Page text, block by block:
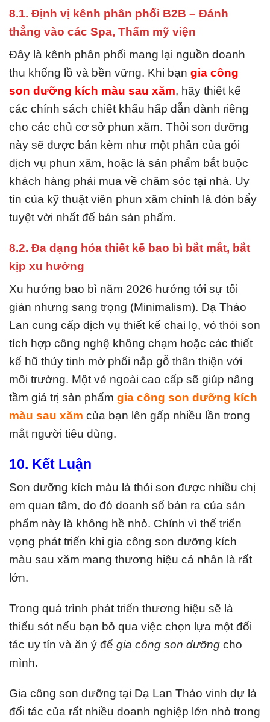
8.1. Định vị kênh phân phối B2B – Đánh
thẳng vào các Spa, Thẩm mỹ viện
Đây là kênh phân phối mang lại nguồn doanh
thu khổng lồ và bền vững. Khi bạn gia công
son dưỡng kích màu sau xăm, hãy thiết kế
các chính sách chiết khấu hấp dẫn dành riêng
cho các chủ cơ sở phun xăm. Thỏi son dưỡng
này sẽ được bán kèm như một phần của gói
dịch vụ phun xăm, hoặc là sản phẩm bắt buộc
khách hàng phải mua về chăm sóc tại nhà. Uy
tín của kỹ thuật viên phun xăm chính là đòn bẩy
tuyệt vời nhất để bán sản phẩm.
8.2. Đa dạng hóa thiết kế bao bì bắt mắt, bắt
kịp xu hướng
Xu hướng bao bì năm 2026 hướng tới sự tối
giản nhưng sang trọng (Minimalism). Dạ Thảo
Lan cung cấp dịch vụ thiết kế chai lọ, vỏ thỏi son
tích hợp công nghệ không chạm hoặc các thiết
kế hũ thủy tinh mờ phối nắp gỗ thân thiện với
môi trường. Một vẻ ngoài cao cấp sẽ giúp nâng
tầm giá trị sản phẩm gia công son dưỡng kích
màu sau xăm của bạn lên gấp nhiều lần trong
mắt người tiêu dùng.
10. Kết Luận
Son dưỡng kích màu là thỏi son được nhiều chị
em quan tâm, do đó doanh số bán ra của sản
phẩm này là không hề nhỏ. Chính vì thế triển
vọng phát triển khi gia công son dưỡng kích
màu sau xăm mang thương hiệu cá nhân là rất
lớn.
Trong quá trình phát triển thương hiệu sẽ là
thiếu sót nếu bạn bỏ qua việc chọn lựa một đối
tác uy tín và ăn ý để gia công son dưỡng cho
mình.
Gia công son dưỡng tại Dạ Lan Thảo vinh dự là
đối tác của rất nhiều doanh nghiệp lớn nhỏ trong